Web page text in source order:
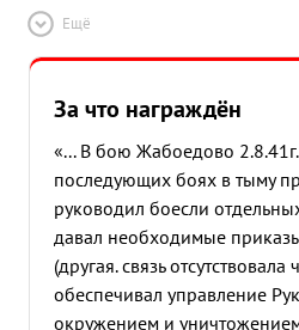
Ещё
За что награждён
«... В бою Жабоедово
последующих боях в тыму
руководил боесли
давал необходимые
(другая. связь отсутствовала
обеспечивал управление
окружением и